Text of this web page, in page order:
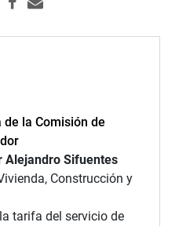
la Comisión de
Alejandro Sifuentes
Construcción y
tarifa del servicio de